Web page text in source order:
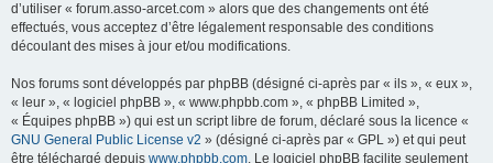
d’utiliser « forum.asso-arcet.com » alors que des changements ont été
effectués, vous acceptez d’être légalement responsable des conditions
découlant des mises à jour et/ou modifications.
Nos forums sont développés par phpBB (désigné ci-après par « ils », « eux »,
« leur », « logiciel phpBB », « www.phpbb.com », « phpBB Limited »,
« Équipes phpBB ») qui est un script libre de forum, déclaré sous la licence «
GNU General Public License v2 » (désigné ci-après par « GPL ») et qui peut
être téléchargé depuis www.phpbb.com. Le logiciel phpBB facilite seulement